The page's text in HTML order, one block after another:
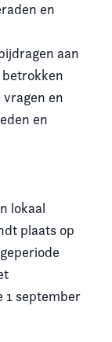
en
aan
betrokken
en
en
lokaal
plaats op
1 september